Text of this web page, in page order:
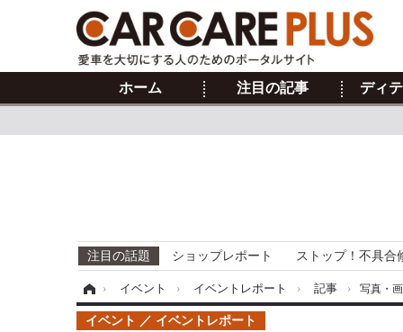
ホーム 注目の記事 ディ
注目の話題 ショップレポート ストップ！不具合
› イベント › イベントレポート › 記事 › 写真・
イベント イベントレポート